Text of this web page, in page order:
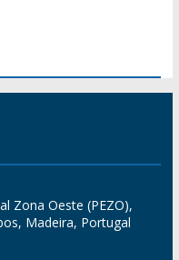
Zona Oeste (PEZO),
Madeira, Portugal